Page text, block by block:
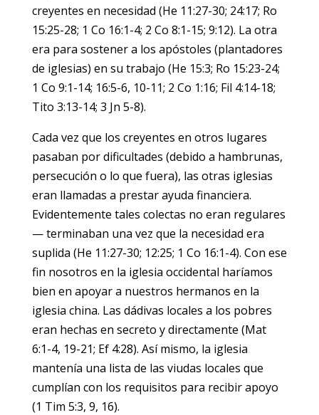
creyentes en necesidad (He 11:27-30; 24:17; Ro
15:25-28; 1 Co 16:1-4; 2 Co 8:1-15; 9:12). La otra
era para sostener a los apóstoles (plantadores
de iglesias) en su trabajo (He 15:3; Ro 15:23-24;
1 Co 9:1-14; 16:5-6, 10-11; 2 Co 1:16; Fil 4:14-18;
Tito 3:13-14; 3 Jn 5-8).
Cada vez que los creyentes en otros lugares
pasaban por dificultades (debido a hambrunas,
persecución o lo que fuera), las otras iglesias
eran llamadas a prestar ayuda financiera.
Evidentemente tales colectas no eran regulares
— terminaban una vez que la necesidad era
suplida (He 11:27-30; 12:25; 1 Co 16:1-4). Con ese
fin nosotros en la iglesia occidental haríamos
bien en apoyar a nuestros hermanos en la
iglesia china. Las dádivas locales a los pobres
eran hechas en secreto y directamente (Mat
6:1-4, 19-21; Ef 4:28). Así mismo, la iglesia
mantenía una lista de las viudas locales que
cumplían con los requisitos para recibir apoyo
(1 Tim 5:3, 9, 16).